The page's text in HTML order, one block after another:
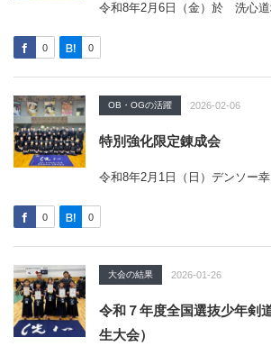
令和8年2月6日（金）於 洗心
0 0
OB・OGの活躍 2026-02-06
特別強化限定錬成会
令和8年2月1日（日）デンソー
0 0
大会の結果 2026-01-26
令和７年度全国選抜少年剣
生大会）